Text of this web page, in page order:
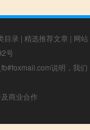
目录 | 精选推荐文章 | 网站
号
说明，我们
商业合作